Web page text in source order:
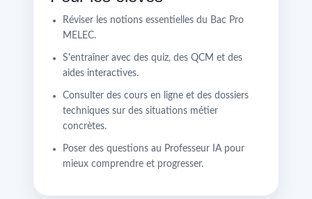
Réviser les notions essentielles du Bac Pro
MELEC.
S'entraîner avec des quiz, des QCM et des
aides interactives.
Consulter des cours en ligne et des dossiers
techniques sur des situations métier
concrètes.
Poser des questions au Professeur IA pour
mieux comprendre et progresser.